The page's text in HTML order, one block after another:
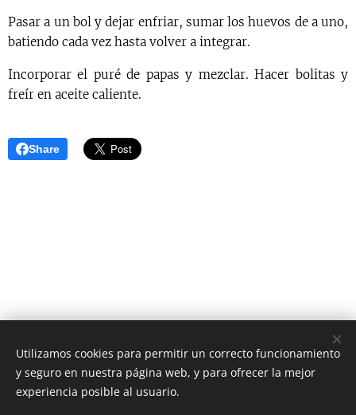
Pasar a un bol y dejar enfriar, sumar los huevos de a uno,
batiendo cada vez hasta volver a integrar.
Incorporar el puré de papas y mezclar. Hacer bolitas y
freír en aceite caliente.
Share
AS Digital News
Utilizamos cookies para permitir un correcto funcionamiento
y seguro en nuestra página web, y para ofrecer la mejor
experiencia posible al usuario.